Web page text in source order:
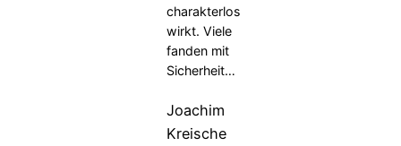
charakterlos
wirkt. Viele
fanden mit
Sicherheit…
Joachim
Kreische